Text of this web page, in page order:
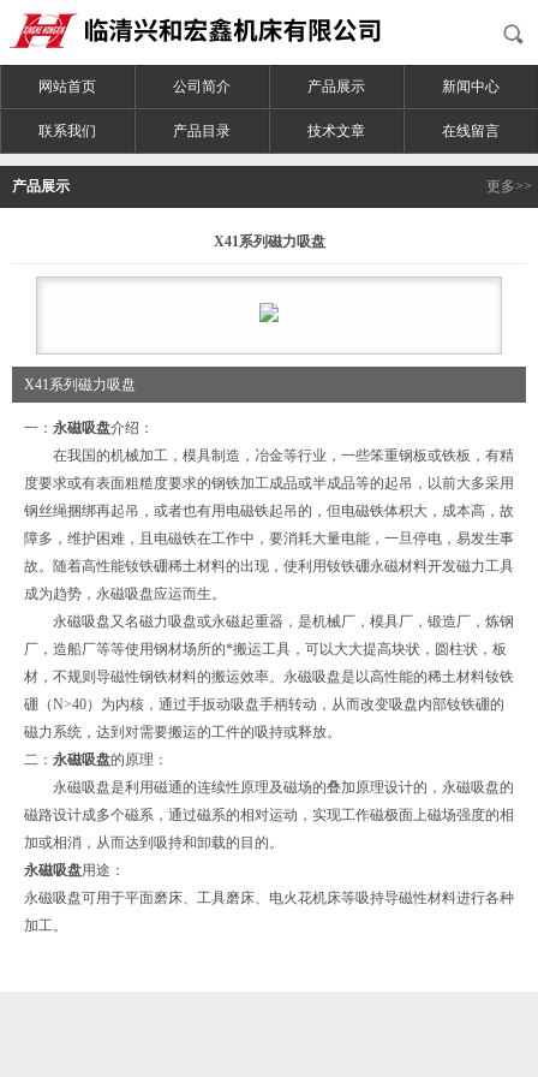
网站首页 公司简介 产品展示 新闻中心
联系我们 产品目录 技术文章 在线留言
产品展示 更多>>
X41系列磁力吸盘
X41系列磁力吸盘
一： 永磁吸盘介绍：
在我国的机械加工，模具制造，冶金等行业，一些笨重钢板或铁板，有精
度要求或有表面粗糙度要求的钢铁加工成品或半成品等的起吊，以前大多采用
钢丝绳捆绑再起吊，或者也有用电磁铁起吊的，但电磁铁体积大，成本高，故
障多，维护困难，且电磁铁在工作中，要消耗大量电能，一旦停电，易发生事
故。随着高性能钕铁硼稀土材料的出现，使利用钕铁硼永磁材料开发磁力工具
成为趋势，永磁吸盘应运而生。
永磁吸盘又名磁力吸盘或永磁起重器，是机械厂，模具厂，锻造厂，炼钢
厂，造船厂等等使用钢材场所的*搬运工具，可以大大提高块状，圆柱状，板
材，不规则导磁性钢铁材料的搬运效率。永磁吸盘是以高性能的稀土材料钕铁
硼（N>40）为内核，通过手扳动吸盘手柄转动，从而改变吸盘内部钕铁硼的
磁力系统，达到对需要搬运的工件的吸持或释放。
二： 永磁吸盘的原理：
永磁吸盘是利用磁通的连续性原理及磁场的叠加原理设计的，永磁吸盘的
磁路设计成多个磁系，通过磁系的相对运动，实现工作磁极面上磁场强度的相
加或相消，从而达到吸持和卸载的目的。
永磁吸盘用途：
永磁吸盘可用于平面磨床、工具磨床、电火花机床等吸持导磁性材料进行各种
加工。